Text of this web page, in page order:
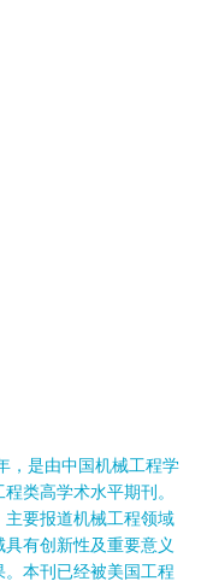
，是由中国机械工程学
类高学术水平期刊。
要报道机械工程领域
有创新性及重要意义
本刊已经被美国工程